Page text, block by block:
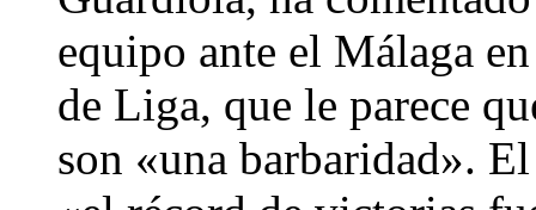
equipo ante el Málaga
de Liga, que le parece
son «una barbaridad».